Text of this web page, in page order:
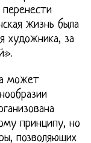
жизнь была
художника, за
может
принципу, но
позволяющих